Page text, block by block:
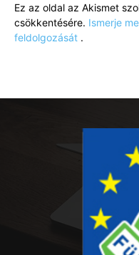
Ez az oldal az Akismet
csökkentésére. Ismerje
feldolgozását .